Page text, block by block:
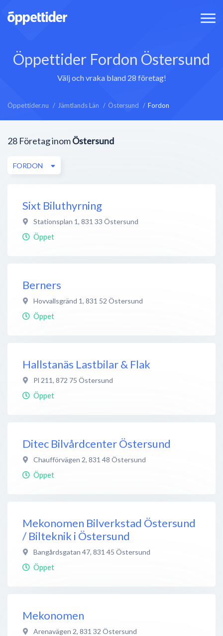
Öppettider Fordon Östersund
Välj och vraka bland 28 företag!
Öppettider.nu Jämtlands Län Östersund Fordon
28 Företag inomÖstersund
FORDON
Sixt Biluthyrning
Stationsplan 1, 831 33 Östersund
Öppet
Berners
Hovvallsgränd 1, 831 52 Östersund
Öppet
Hallstanäs Lastbilar & Flak
Pl 211, 872 75 Östersund
Öppet
Ditec Bilvårdcenter Östersund
Chaufförvägen 2, 831 48 Östersund
Öppet
Mekonomen Bilverkstad Östersund
/ Bilteknik i Östersund
Bangårdsgatan 47, 831 45 Östersund
Öppet
Mekonomen
Arenavägen 2, 831 32 Östersund